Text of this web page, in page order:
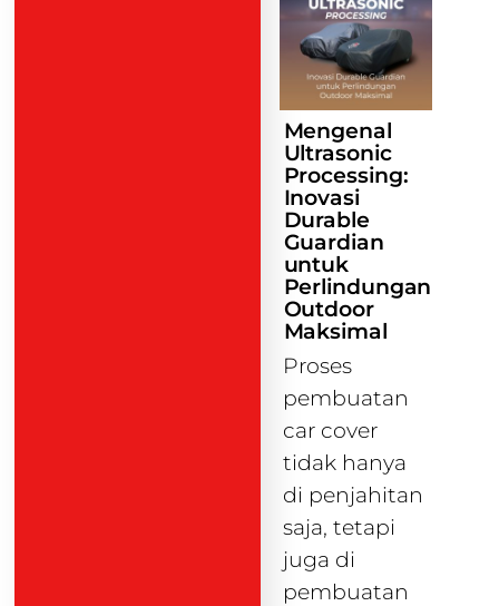
Mengenal
Ultrasonic
Processing:
Inovasi
Durable
Guardian
untuk
Perlindungan
Outdoor
Maksimal
Proses
pembuatan
car cover
tidak hanya
di penjahitan
saja, tetapi
juga di
pembuatan